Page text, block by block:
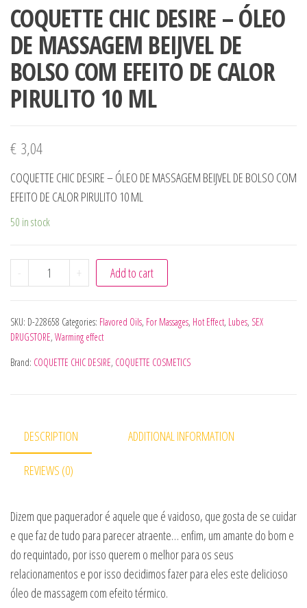
COQUETTE CHIC DESIRE – ÓLEO
DE MASSAGEM BEIJVEL DE
BOLSO COM EFEITO DE CALOR
PIRULITO 10 ML
€ 3,04
COQUETTE CHIC DESIRE – ÓLEO DE MASSAGEM BEIJVEL DE BOLSO COM
EFEITO DE CALOR PIRULITO 10 ML
50 in stock
- COQUETTE CHIC DESIRE - ÓLEO DE MASSAGEM
+ Add to cart
SKU: D-228658 Categories: Flavored Oils, For Massages, Hot Effect, Lubes, SEX
DRUGSTORE, Warming effect
Brand: COQUETTE CHIC DESIRE, COQUETTE COSMETICS
DESCRIPTION ADDITIONAL INFORMATION
REVIEWS (0)
Dizem que paquerador é aquele que é vaidoso, que gosta de se cuidar
e que faz de tudo para parecer atraente… enfim, um amante do bom e
do requintado, por isso querem o melhor para os seus
relacionamentos e por isso decidimos fazer para eles este delicioso
óleo de massagem com efeito térmico.